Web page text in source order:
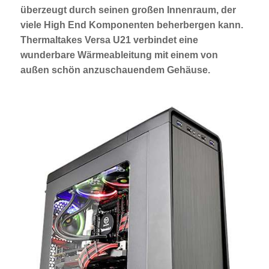
überzeugt durch seinen großen Innenraum, der
viele High End Komponenten beherbergen kann.
Thermaltakes Versa U21 verbindet eine
wunderbare Wärmeableitung mit einem von
außen schön anzuschauendem Gehäuse.